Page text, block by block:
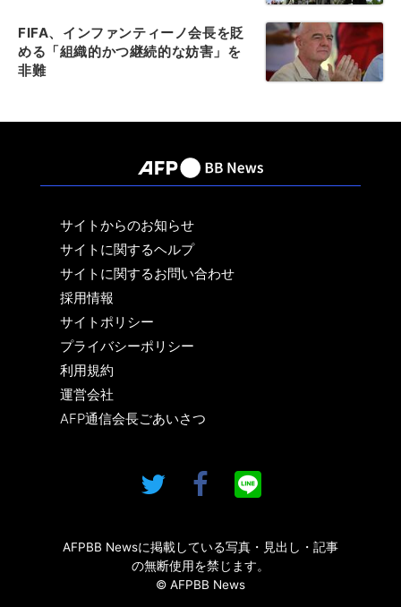
FIFA、インファンティーノ会長を貶
める「組織的かつ継続的な妨害」を
非難
サイトからのお知らせ
サイトに関するヘルプ
サイトに関するお問い合わせ
採用情報
サイトポリシー
プライバシーポリシー
利用規約
運営会社
AFP通信会長ごあいさつ
AFPBB Newsに掲載している写真・見出し・記事
の無断使用を禁じます。
© AFPBB News